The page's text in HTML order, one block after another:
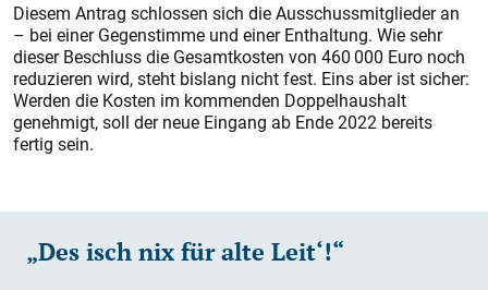
Diesem Antrag schlossen sich die Ausschussmitglieder an
– bei einer Gegenstimme und einer Enthaltung. Wie sehr
dieser Beschluss die Gesamtkosten von 460 000 Euro noch
reduzieren wird, steht bislang nicht fest. Eins aber ist sicher:
Werden die Kosten im kommenden Doppelhaushalt
genehmigt, soll der neue Eingang ab Ende 2022 bereits
fertig sein.
„Des isch nix für alte Leit‘!“